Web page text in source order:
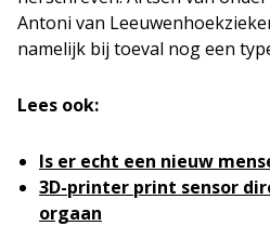
Antoni van
namelijk bij toeval nog een
Lees ook:
Is er echt een nieuw
3D-printer print sensor
orgaan